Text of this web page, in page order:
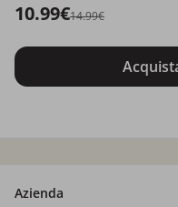
10.99€14.99€
Azienda